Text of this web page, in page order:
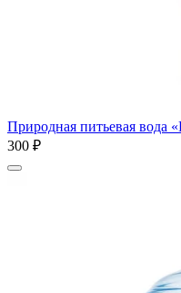
Природная питьевая вода
300 ₽